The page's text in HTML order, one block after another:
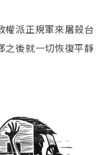
權派正規軍來屠殺台
之後就一切恢復平靜